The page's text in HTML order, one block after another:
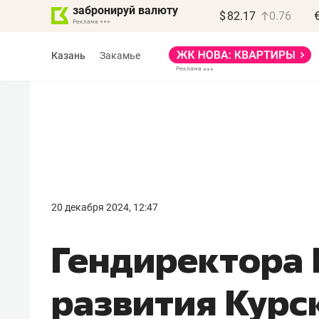
забронируй валюту $ 82.17 0.76
Казань Закамье
20 декабря 2024, 12:47
развития
правил, бизнес может
потерять минимум